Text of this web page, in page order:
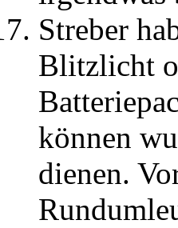
Streber
Blitzlicht
können
dienen.